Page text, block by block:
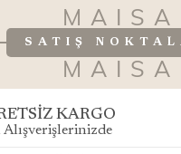
MAISA
SATIŞ
MAISA
KARGO
Alışverişlerinizde